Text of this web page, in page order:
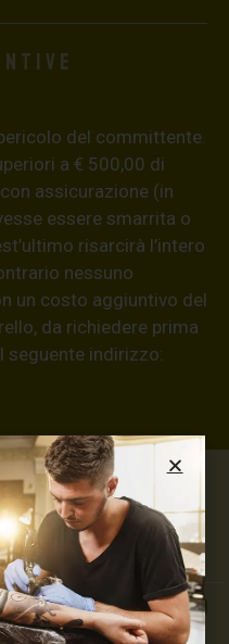
del committente.
a € 500,00 di
assicurazione (in
essere smarrita o
risarcirà l’intero
nessuno
un costo aggiuntivo del
da richiedere prima
seguente indirizzo:
Signorello
Supply
PER IL TUO
STUDIO